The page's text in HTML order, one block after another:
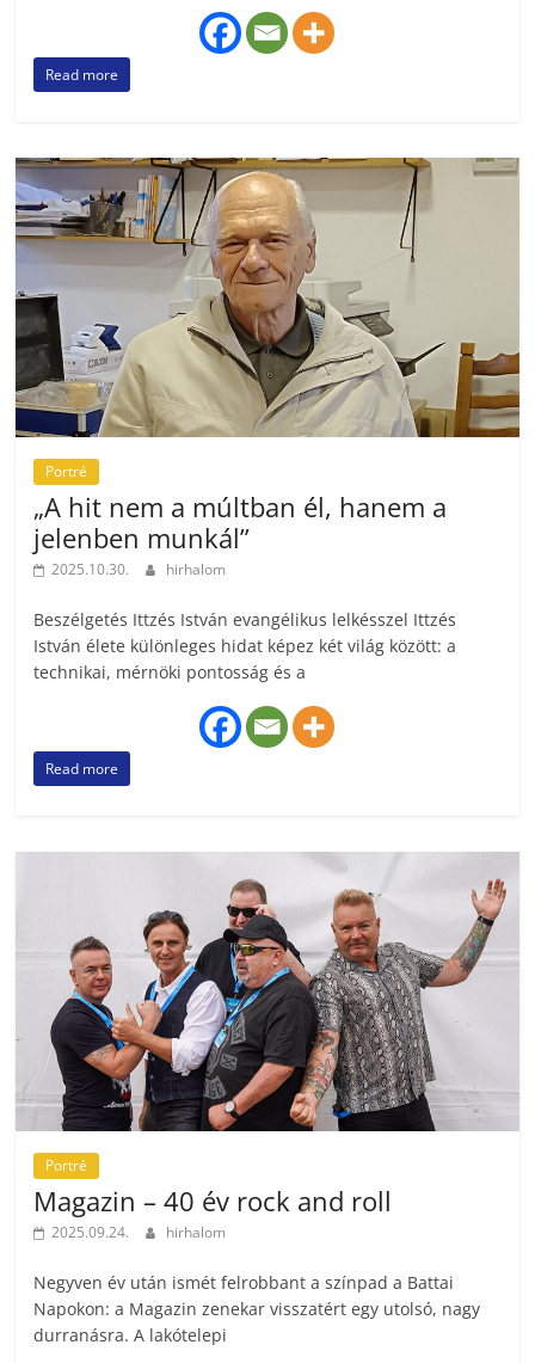
Read more
Portré
„A hit nem a múltban él, hanem a
jelenben munkál”
2025.10.30. hirhalom
Beszélgetés Ittzés István evangélikus lelkésszel Ittzés
István élete különleges hidat képez két világ között: a
technikai, mérnöki pontosság és a
Read more
Portré
Magazin – 40 év rock and roll
2025.09.24. hirhalom
Negyven év után ismét felrobbant a színpad a Battai
Napokon: a Magazin zenekar visszatért egy utolsó, nagy
durranásra. A lakótelepi